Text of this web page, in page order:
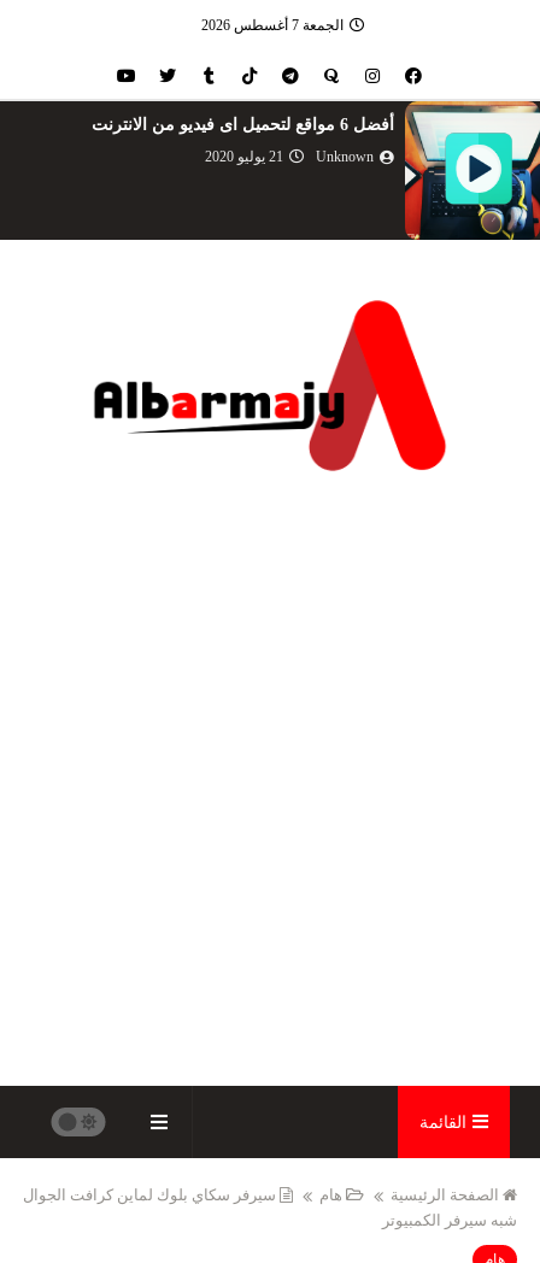
الجمعة 7 أغسطس 2026
أفضل 6 مواقع لتحميل اى فيديو من الانترنت
Unknown 21 يوليو 2020
القائمة
الصفحة الرئيسية هام
سيرفر سكاي بلوك لماين كرافت الجوال
شبه سيرفر الكمبيوتر
هام